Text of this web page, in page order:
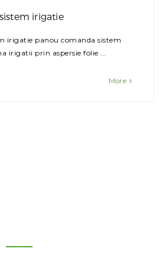
irigatie
irigatie panou comanda sistem
irigatii prin aspersie folie ...
More